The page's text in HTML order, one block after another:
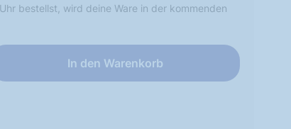
bestellst, wird deine Ware in der kommenden
In den Warenkorb